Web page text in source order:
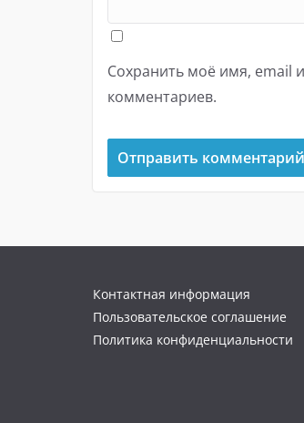
Сохранить моё имя, email
комментариев.
Контактная информация
Пользовательское соглашение
Политика конфиденциальности